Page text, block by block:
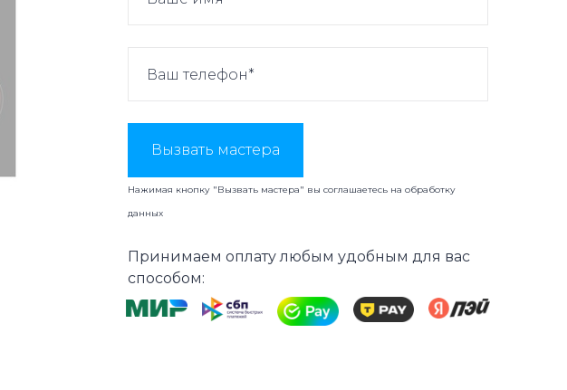
Вызвать мастера
Нажимая кнопку "Вызвать мастера" вы соглашаетесь наобработку
данных
Принимаем оплату любым удобным для вас
способом: